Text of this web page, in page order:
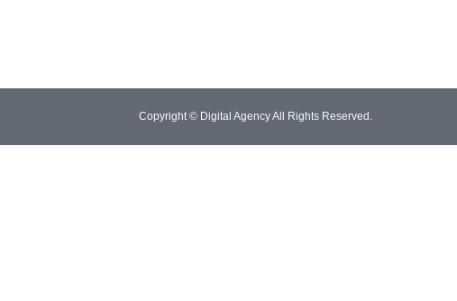
Copyright © Digital Agency All Rights Reserved.